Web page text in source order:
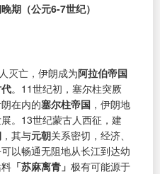
期（公元6-7世纪）
灭亡，伊朗成为阿拉伯帝国
。11世纪初，塞尔柱突厥
在内的塞尔柱帝国 ，伊朗地
。13世纪蒙古人西征，建
，其与元朝关系密切，经济、
以畅通无阻地从长江到达幼
「苏麻离青」 极有可能源于